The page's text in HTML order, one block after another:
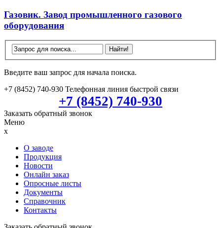
Газовик. Завод промышленного газового
оборудования
Введите ваш запрос для начала поиска.
+7 (8452) 740-930 Телефонная линия быстрой связи
+7 (8452) 740-930
Заказать обратный звонок
Меню
x
О заводе
Продукция
Новости
Онлайн заказ
Опросные листы
Документы
Справочник
Контакты